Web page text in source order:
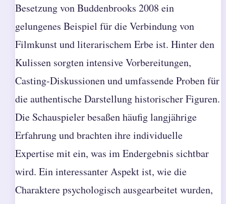
Besetzung von Buddenbrooks 2008 ein
gelungenes Beispiel für die Verbindung von
Filmkunst und literarischem Erbe ist. Hinter den
Kulissen sorgten intensive Vorbereitungen,
Casting-Diskussionen und umfassende Proben für
die authentische Darstellung historischer Figuren.
Die Schauspieler besaßen häufig langjährige
Erfahrung und brachten ihre individuelle
Expertise mit ein, was im Endergebnis sichtbar
wird. Ein interessanter Aspekt ist, wie die
Charaktere psychologisch ausgearbeitet wurden,